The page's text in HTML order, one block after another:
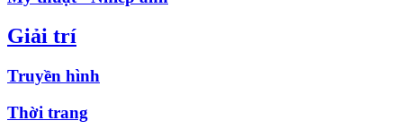
Giải trí
Truyền hình
Thời trang